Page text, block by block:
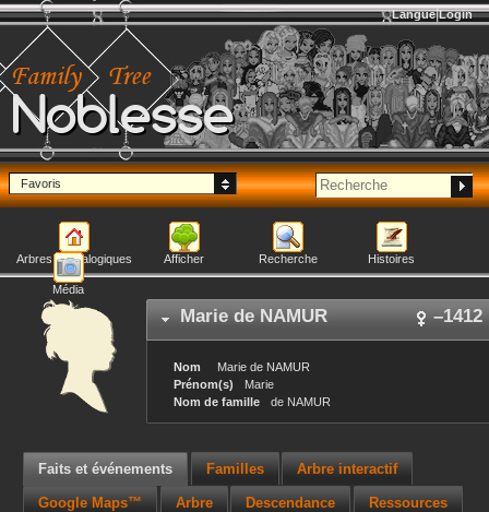
Noblesse
Langue Login
Favoris
Arbres généalogiques Afficher Recherche Histoires
Média
Marie de NAMUR –1412
Nom Marie de NAMUR
Prénom(s)
Marie
Nom de famille
de NAMUR
Faits et événements Familles Arbre interactif
Google Maps™ Arbre Descendance Ressources